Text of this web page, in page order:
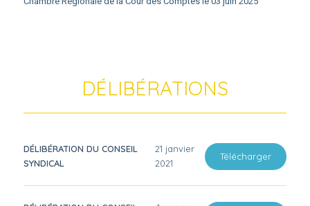
DÉLIBÉRATIONS
DÉLIBÉRATION DU CONSEIL
SYNDICAL
21 janvier
2021
Télécharger